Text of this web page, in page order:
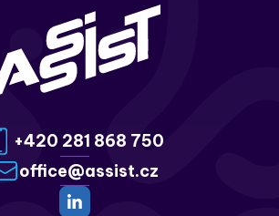
+420 281 868 750
office@assist.cz